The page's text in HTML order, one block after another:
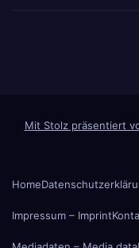
Mit Stolz präsentiert
Home
Impressum – Imprint